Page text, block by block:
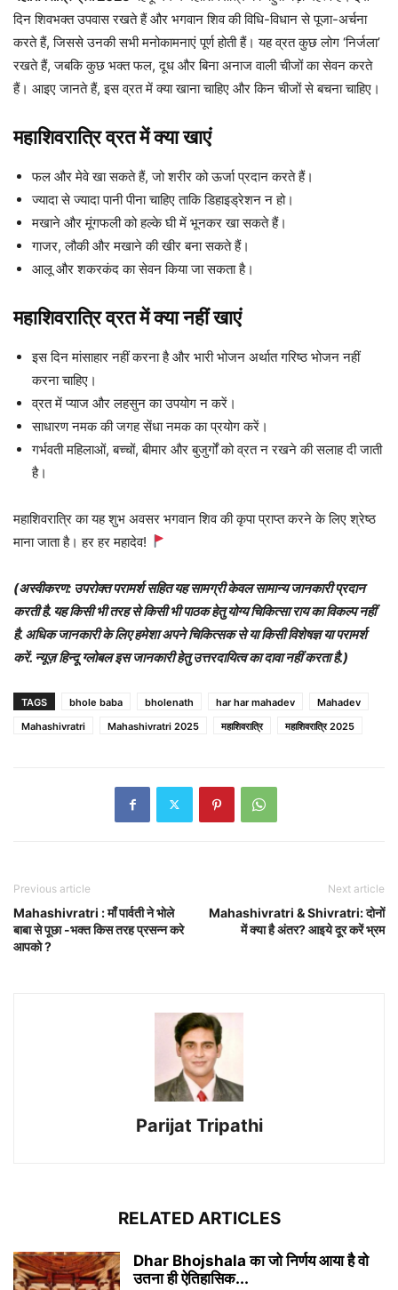
दिन शिवभक्त उपवास रखते हैं और भगवान शिव की विधि-विधान से पूजा-अर्चना
करते हैं, जिससे उनकी सभी मनोकामनाएं पूर्ण होती हैं। यह व्रत कुछ लोग ‘निर्जला’
रखते हैं, जबकि कुछ भक्त फल, दूध और बिना अनाज वाली चीजों का सेवन करते
हैं। आइए जानते हैं, इस व्रत में क्या खाना चाहिए और किन चीजों से बचना चाहिए।
महाशिवरात्रि व्रत में क्या खाएं
फल और मेवे खा सकते हैं, जो शरीर को ऊर्जा प्रदान करते हैं।
ज्यादा से ज्यादा पानी पीना चाहिए ताकि डिहाइड्रेशन न हो।
मखाने और मूंगफली को हल्के घी में भूनकर खा सकते हैं।
गाजर, लौकी और मखाने की खीर बना सकते हैं।
आलू और शकरकंद का सेवन किया जा सकता है।
महाशिवरात्रि व्रत में क्या नहीं खाएं
इस दिन मांसाहार नहीं करना है और भारी भोजन अर्थात गरिष्ठ भोजन नहीं
करना चाहिए।
व्रत में प्याज और लहसुन का उपयोग न करें।
साधारण नमक की जगह सेंधा नमक का प्रयोग करें।
गर्भवती महिलाओं, बच्चों, बीमार और बुजुर्गों को व्रत न रखने की सलाह दी जाती
है।
महाशिवरात्रि का यह शुभ अवसर भगवान शिव की कृपा प्राप्त करने के लिए श्रेष्ठ
माना जाता है। हर हर महादेव!
(अस्वीकरण: उपरोक्त परामर्श सहित यह सामग्री केवल सामान्य जानकारी प्रदान
करती है. यह किसी भी तरह से किसी भी पाठक हेतु योग्य चिकित्सा राय का विकल्प नहीं
है. अधिक जानकारी के लिए हमेशा अपने चिकित्सक से या किसी विशेषज्ञ या परामर्श
करें. न्यूज़ हिन्दू ग्लोबल इस जानकारी हेतु उत्तरदायित्व का दावा नहीं करता है.)
TAGS bhole baba bholenath har har mahadev
Mahadev
Mahashivratri
Mahashivratri 2025 महाशिवरात्रि महाशिवरात्रि 2025
Previous article
Mahashivratri : माँ पार्वती ने भोले
बाबा से पूछा -भक्त किस तरह प्रसन्न करे
आपको ?
Next article
Mahashivratri & Shivratri: दोनों
में क्या है अंतर? आइये दूर करें भ्रम
Parijat Tripathi
RELATED ARTICLES
Dhar Bhojshala का जो निर्णय आया है वो
उतना ही ऐतिहासिक...